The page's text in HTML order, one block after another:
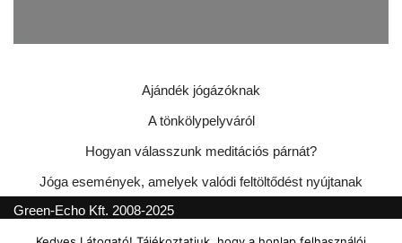
Ajándék jógázóknak
A tönkölypelyváról
Hogyan válasszunk meditációs párnát?
Jóga események, amelyek valódi feltöltődést nyújtanak
Green-Echo Kft. 2008-2025